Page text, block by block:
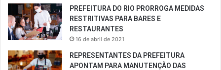
PREFEITURA DO RIO PRORROGA MEDIDAS
RESTRITIVAS PARA BARES E
RESTAURANTES
16 de abril de 2021
REPRESENTANTES DA PREFEITURA
APONTAM PARA MANUTENÇÃO DAS